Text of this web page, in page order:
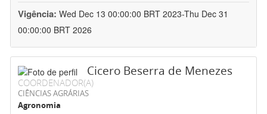
Vigência: Wed Dec 13 00:00:00 BRT 2023-Thu Dec 31
00:00:00 BRT 2026
Cicero Beserra de Menezes
COORDENADOR(A)
CIÊNCIAS AGRÁRIAS
Agronomia